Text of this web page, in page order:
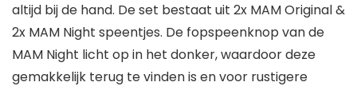
altijd bij de hand. De set bestaat uit 2x MAM Original &
2x MAM Night speentjes. De fopspeenknop van de
MAM Night licht op in het donker, waardoor deze
gemakkelijk terug te vinden is en voor rustigere